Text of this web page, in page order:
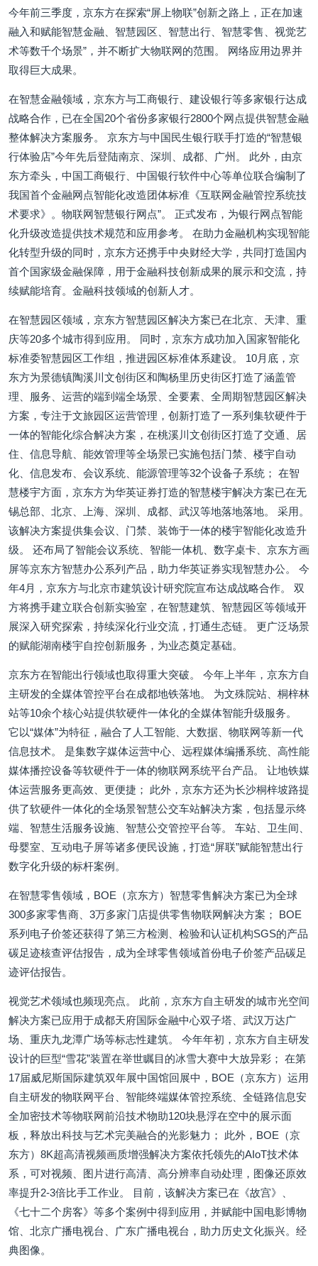
今年前三季度，京东方在探索“屏上物联”创新之路上，正在加速
融入和赋能智慧金融、智慧园区、智慧出行、智慧零售、视觉艺
术等数千个场景”，并不断扩大物联网的范围。 网络应用边界并
取得巨大成果。
在智慧金融领域，京东方与工商银行、建设银行等多家银行达成
战略合作，已在全国20个省份多家银行2800个网点提供智慧金融
整体解决方案服务。 京东方与中国民生银行联手打造的“智慧银
行体验店”今年先后登陆南京、深圳、成都、广州。 此外，由京
东方牵头，中国工商银行、中国银行软件中心等单位联合编制了
我国首个金融网点智能化改造团体标准《互联网金融管控系统技
术要求》。物联网智慧银行网点”。 正式发布，为银行网点智能
化升级改造提供技术规范和应用参考。 在助力金融机构实现智能
化转型升级的同时，京东方还携手中央财经大学，共同打造国内
首个国家级金融保障，用于金融科技创新成果的展示和交流，持
续赋能培育。金融科技领域的创新人才。
在智慧园区领域，京东方智慧园区解决方案已在北京、天津、重
庆等20多个城市得到应用。 同时，京东方成功加入国家智能化
标准委智慧园区工作组，推进园区标准体系建设。 10月底，京
东方为景德镇陶溪川文创街区和陶杨里历史街区打造了涵盖管
理、服务、运营的端到端全场景、全要素、全周期智慧园区解决
方案，专注于文旅园区运营管理，创新打造了一系列集软硬件于
一体的智能化综合解决方案，在桃溪川文创街区打造了交通、居
住、信息导航、能效管理等全场景已实施包括门禁、楼宇自动
化、信息发布、会议系统、能源管理等32个设备子系统； 在智
慧楼宇方面，京东方为华英证券打造的智慧楼宇解决方案已在无
锡总部、北京、上海、深圳、成都、武汉等地落地落地。 采用。
该解决方案提供集会议、门禁、装饰于一体的楼宇智能化改造升
级。 还布局了智能会议系统、智能一体机、数字桌卡、京东方画
屏等京东方智慧办公系列产品，助力华英证券实现智慧办公。 今
年4月，京东方与北京市建筑设计研究院宣布达成战略合作。 双
方将携手建立联合创新实验室，在智慧建筑、智慧园区等领域开
展深入研究探索，持续深化行业交流，打通生态链。 更广泛场景
的赋能湖南楼宇自控创新服务，为业态奠定基础。
京东方在智能出行领域也取得重大突破。 今年上半年，京东方自
主研发的全媒体管控平台在成都地铁落地。 为文殊院站、桐梓林
站等10余个核心站提供软硬件一体化的全媒体智能升级服务。
它以“媒体”为特征，融合了人工智能、大数据、物联网等新一代
信息技术。 是集数字媒体运营中心、远程媒体编播系统、高性能
媒体播控设备等软硬件于一体的物联网系统平台产品。 让地铁媒
体运营服务更高效、更便捷； 此外，京东方还为长沙桐梓坡路提
供了软硬件一体化的全场景智慧公交车站解决方案，包括显示终
端、智慧生活服务设施、智慧公交管控平台等。 车站、卫生间、
母婴室、互动电子屏等诸多便民设施，打造“屏联”赋能智慧出行
数字化升级的标杆案例。
在智慧零售领域，BOE（京东方）智慧零售解决方案已为全球
300多家零售商、3万多家门店提供零售物联网解决方案； BOE
系列电子价签还获得了第三方检测、检验和认证机构SGS的产品
碳足迹核查评估报告，成为全球零售领域首份电子价签产品碳足
迹评估报告。
视觉艺术领域也频现亮点。 此前，京东方自主研发的城市光空间
解决方案已应用于成都天府国际金融中心双子塔、武汉万达广
场、重庆九龙潭广场等标志性建筑。 今年年初，京东方自主研发
设计的巨型“雪花”装置在举世瞩目的冰雪大赛中大放异彩； 在第
17届威尼斯国际建筑双年展中国馆回展中，BOE（京东方）运用
自主研发的物联网平台、智能终端媒体管控系统、全链路信息安
全加密技术等物联网前沿技术物助120块悬浮在空中的展示面
板，释放出科技与艺术完美融合的光影魅力； 此外，BOE（京
东方）8K超高清视频画质增强解决方案依托领先的AIoT技术体
系，可对视频、图片进行高清、高分辨率自动处理，图像还原效
率提升2-3倍比手工作业。 目前，该解决方案已在《故宫》、
《七十二个房客》等多个案例中得到应用，并赋能中国电影博物
馆、北京广播电视台、广东广播电视台，助力历史文化振兴。经
典图像。